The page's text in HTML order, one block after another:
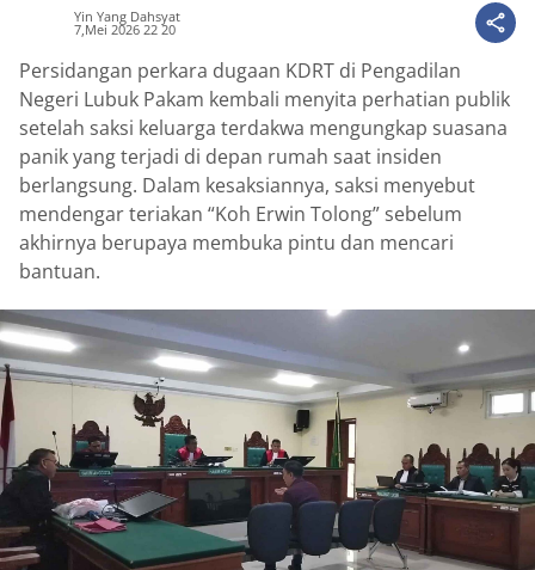
Yin Yang Dahsyat
7,Mei 2026 22 20
Persidangan perkara dugaan KDRT di Pengadilan
Negeri Lubuk Pakam kembali menyita perhatian publik
setelah saksi keluarga terdakwa mengungkap suasana
panik yang terjadi di depan rumah saat insiden
berlangsung. Dalam kesaksiannya, saksi menyebut
mendengar teriakan “Koh Erwin Tolong” sebelum
akhirnya berupaya membuka pintu dan mencari
bantuan.